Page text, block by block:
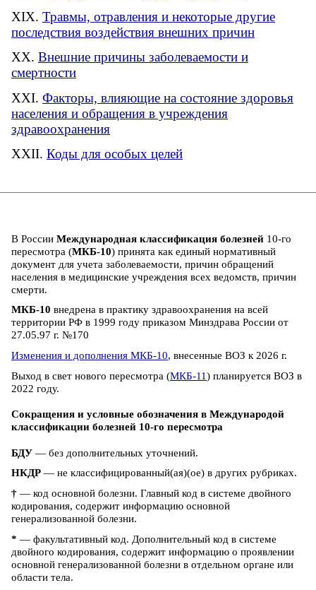
Травмы, отравления и некоторые другие
последствия воздействия внешних причин
Внешние причины заболеваемости и
смертности
Факторы, влияющие на состояние здоровья
населения и обращения в учреждения
здравоохранения
Коды для особых целей
В России Международная классификация болезней 10-го
пересмотра (МКБ-10) принята как единый нормативный
документ для учета заболеваемости, причин обращений
населения в медицинские учреждения всех ведомств, причин
смерти.
МКБ-10 внедрена в практику здравоохранения на всей
территории РФ в 1999 году приказом Минздрава России от
27.05.97 г. №170
Изменения и дополнения МКБ-10, внесенные ВОЗ к 2026 г.
Выход в свет нового пересмотра (МКБ-11) планируется ВОЗ в
2022 году.
Сокращения и условные обозначения в Международой
классификации болезней 10-го пересмотра
БДУ — без дополнительных уточнений.
НКДР — не классифицированный(ая)(ое) в других рубриках.
† — код основной болезни. Главный код в системе двойного
кодирования, содержит информацию основной
генерализованной болезни.
* — факультативный код. Дополнительный код в системе
двойного кодирования, содержит информацию о проявлении
основной генерализованной болезни в отдельном органе или
области тела.